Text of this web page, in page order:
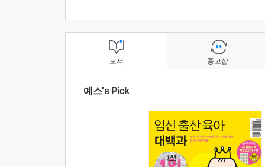
도서
예스's Pick
중고샵